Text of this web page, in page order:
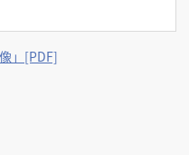
」[PDF]